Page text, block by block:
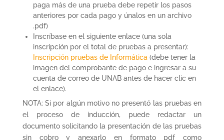
paga más de una prueba debe repetir los pasos
anteriores por cada pago y únalos en un archivo
.pdf)
Inscríbase en el siguiente enlace (una sola
inscripción por el total de pruebas a presentar):
Inscripción pruebas de Informática (debe tener la
imagen del comprobante de pago e ingresar a su
cuenta de correo de UNAB antes de hacer clic en
el enlace).
NOTA: Si por algún motivo no presentó las pruebas en
el proceso de inducción, puede redactar un
documento solicitando la presentación de las pruebas
sin cobro y anexarlo en formato pdf como